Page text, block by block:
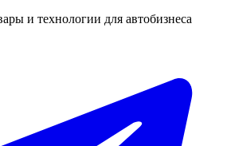
и технологии для автобизнеса